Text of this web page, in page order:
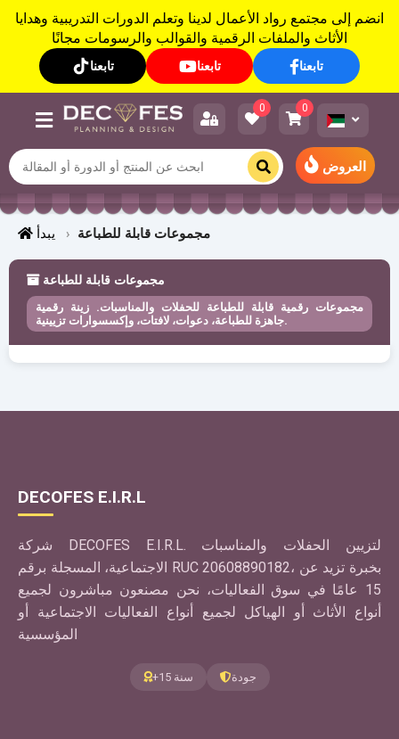
انضم إلى مجتمع رواد الأعمال لدينا وتعلم الدورات التدريبية وهدايا
الأثاث والملفات الرقمية والقوالب والرسومات مجانًا
تابعنا تابعنا تابعنا
0 0
العروض
يبدأ مجموعات قابلة للطباعة
مجموعات قابلة للطباعة
مجموعات رقمية قابلة للطباعة للحفلات والمناسبات. زينة رقمية
جاهزة للطباعة، دعوات، لافتات، وإكسسوارات تزيينية.
DECOFES E.I.R.L
شركة DECOFES E.I.R.L. لتزيين الحفلات والمناسبات
الاجتماعية، المسجلة برقم RUC 20608890182، بخبرة تزيد عن
15 عامًا في سوق الفعاليات، نحن مصنعون مباشرون لجميع
أنواع الأثاث أو الهياكل لجميع أنواع الفعاليات الاجتماعية أو
المؤسسية
+15 سنة جودة